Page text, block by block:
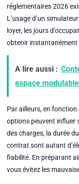
réglementaires 2026
L’usage d’un
loyer, les jours
obtenir instantanément
A lire aussi :
espace modulable
Par ailleurs, en
options peuvent influer
des charges, la durée
contrat sont autant
fiabilité. En préparant
vous évitez les